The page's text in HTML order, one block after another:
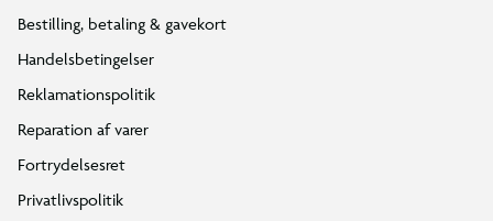
Bestilling, betaling & gavekort
Handelsbetingelser
Reklamationspolitik
Reparation af varer
Fortrydelsesret
Privatlivspolitik